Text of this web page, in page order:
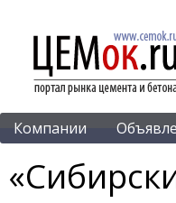
Компании